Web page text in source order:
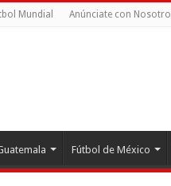
Mundial Anúnciate con
Fútbol de México